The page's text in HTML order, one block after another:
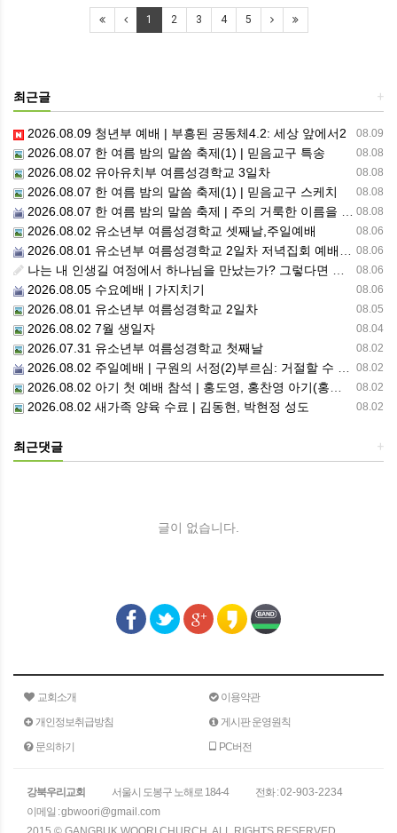
1 2 3 4 5
+
최근글
08.09
2026.08.09 청년부 예배 | 부흥된 공동체4.2: 세상 앞에서2
08.08
2026.08.07 한 여름 밤의 말씀 축제(1) | 믿음교구 특송
08.08
2026.08.02 유아유치부 여름성경학교 3일차
08.08
2026.08.07 한 여름 밤의 말씀 축제(1) | 믿음교구 스케치
08.08
2026.08.07 한 여름 밤의 말씀 축제 | 주의 거룩한 이름을 위하여 기도합시다
08.06
2026.08.02 유소년부 여름성경학교 셋째날,주일예배
08.06
2026.08.01 유소년부 여름성경학교 2일차 저녁집회 예배 실황
08.06
나는 내 인생길 여정에서 하나님을 만났는가? 그렇다면 나의 삶은 어떠한가? 자신을 돌아 봅니다.
08.06
2026.08.05 수요예배 | 가지치기
08.05
2026.08.01 유소년부 여름성경학교 2일차
08.04
2026.08.02 7월 생일자
08.02
2026.07.31 유소년부 여름성경학교 첫째날
08.02
2026.08.02 주일예배 | 구원의 서정(2)부르심: 거절할 수 없는 은혜의 시작
08.02
2026.08.02 아기 첫 예배 참석 | 홍도영, 홍찬영 아기(홍석진, 임자현 집사 가정)
08.02
2026.08.02 새가족 양육 수료 | 김동현, 박현정 성도
+
최근댓글
글이 없습니다.
교회소개
이용약관
개인정보취급방침
게시판 운영원칙
문의하기
PC버전
강북우리교회 서울시 도봉구 노해로 184-4 전화 :02-903-2234
이메일 :gbwoori@gmail.com